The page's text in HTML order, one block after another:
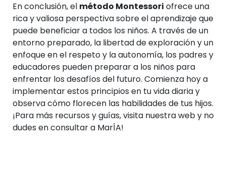
En conclusión, el método Montessori ofrece una
rica y valiosa perspectiva sobre el aprendizaje que
puede beneficiar a todos los niños. A través de un
entorno preparado, la libertad de exploración y un
enfoque en el respeto y la autonomía, los padres y
educadores pueden preparar a los niños para
enfrentar los desafíos del futuro. Comienza hoy a
implementar estos principios en tu vida diaria y
observa cómo florecen las habilidades de tus hijos.
¡Para más recursos y guías, visita nuestra web y no
dudes en consultar a MarÍA!